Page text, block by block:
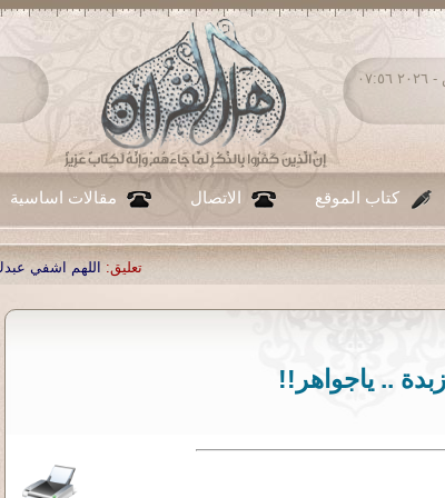
السبت ٠٨ - أغسطس - ٢٠٢٦ ٠٧:٥٦
كتاب الموقع الاتصال مقالات اساسية
اللهم اشفي عبدك احمد صبحي منصور|تعليق:
.. ياجواهر!!